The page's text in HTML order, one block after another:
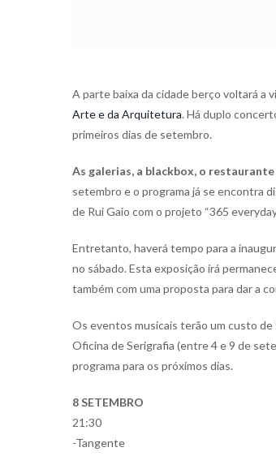
A parte baixa da cidade berço voltará a
Arte e da Arquitetura. Há duplo
primeiros dias de setembro.
As galerias, a blackbox, o
setembro e o programa já se encontra
de Rui Gaio com o projeto “365
Entretanto, haverá tempo para a
no sábado. Esta exposição irá
também com uma proposta para dar a
Os eventos musicais terão um custo
Oficina de Serigrafia (entre 4 e 9 de
programa para os próximos dias.
8 SETEMBRO
21:30
-Tangente